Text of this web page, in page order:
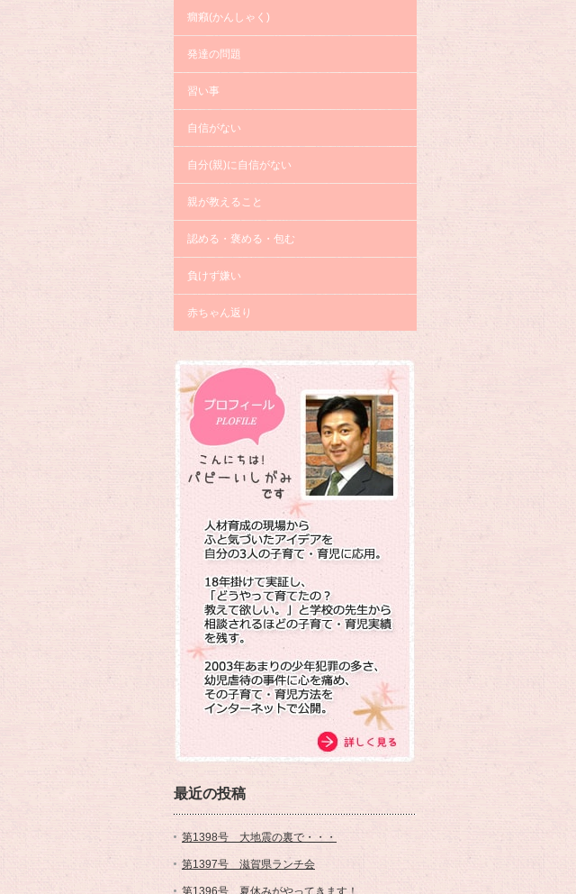
癇癪(かんしゃく)
発達の問題
習い事
自信がない
自分(親)に自信がない
親が教えること
認める・褒める・包む
負けず嫌い
赤ちゃん返り
最近の投稿
第1398号 大地震の裏で・・・
第1397号 滋賀県ランチ会